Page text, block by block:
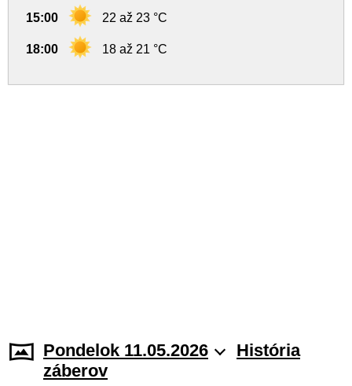
15:00 22 až 23 °C
18:00 18 až 21 °C
Pondelok 11.05.2026
História
záberov